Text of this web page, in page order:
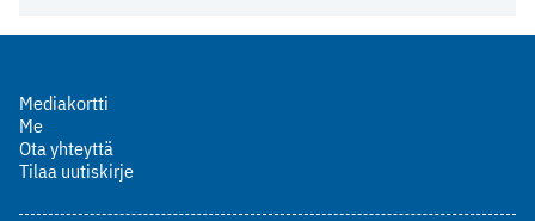
Mediakortti
Me
Ota yhteyttä
Tilaa uutiskirje